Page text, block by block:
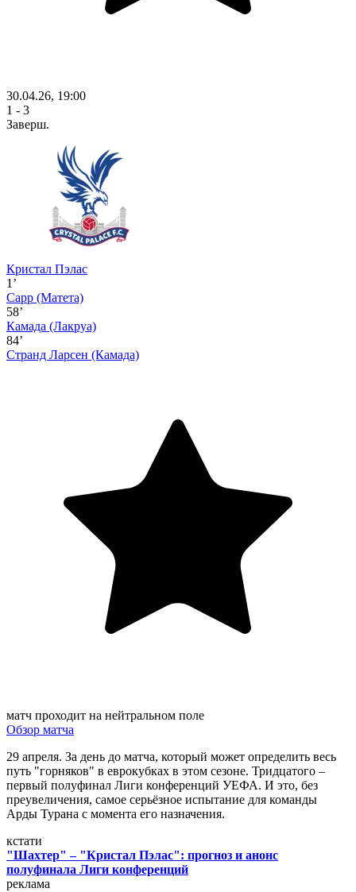
30.04.26, 19:00
1 - 3
Заверш.
Кристал Пэлас
1’
Сарр (Матета)
58’
Камада (Лакруа)
84’
Странд Ларсен (Камада)
матч проходит на нейтральном поле
Обзор матча
29 апреля. За день до матча, который может определить весь
путь "горняков" в еврокубках в этом сезоне. Тридцатого –
первый полуфинал Лиги конференций УЕФА. И это, без
преувеличения, самое серьёзное испытание для команды
Арды Турана с момента его назначения.
кстати
"Шахтер" – "Кристал Пэлас": прогноз и анонс
полуфинала Лиги конференций
реклама